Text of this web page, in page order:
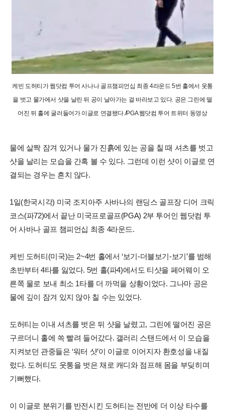
케빈 도허티가 웹닷컴 투어 사나나 골프챔피언십 최종 4라운드 5번 홀에서 웃통
을 벗고 물가에서 샷을 날린 뒤 공이 날아가는 걸 바라보고 있다. 공은 그린에 떨
어진 뒤 홀에 굴러들어가 이글로 연결됐다./PGA 웹닷컴 투어 트위터 동영상
물에 살짝 잠겨 있거나 물가 진흙에 있는 공을 칠 때 셔츠를 벗고
샷을 날리는 모습을 간혹 볼 수 있다. 그런데 이런 샷이 이글로 연
결되는 경우는 흔치 않다.
1일(한국시각) 미국 조지아주 사바나의 랜딩스 골프장 디어 크릭
코스(파72)에서 끝난 미국프로골프(PGA) 2부 투어인 웹닷컴 투
어 사바나 골프 챔피언십 최종 4라운드.
케빈 도허티(미국)는 2~4번 홀에서 ‘보기-더블보기-보기’를 범해
초반부터 4타를 잃었다. 5번 홀(파4)에서도 티샷을 페어웨이 오
른쪽 물로 보내 최소 1타를 더 까먹을 상황이었다. 그나마 공은
물에 깊이 잠겨 있지 않아 칠 수는 있었다.
도허티는 이내 셔츠를 벗은 뒤 샷을 날렸고, 그린에 떨어진 공은
구르더니 홀에 쏙 빨려 들어갔다. 갤러리 스탠드에서 이 모습을
지켜보던 관중들은 ‘워터 샷’이 이글로 이어지자 환호성을 내질
렀다. 도허티도 웃통을 벗은 채로 캐디와 점프해 몸을 부딪히며
기뻐했다.
이 이글로 분위기를 반전시킨 도허티는 전반에 더 이상 타수를